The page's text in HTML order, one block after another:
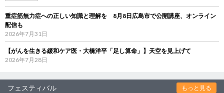
重症筋無力症への正しい知識と理解を 8月8日広島市で公開講座、オンライン
配信も
2026年7月31日
【がんを生きる緩和ケア医・大橋洋平「足し算命」】天空を見上げて
2026年7月28日
フェスティバル もっと見る